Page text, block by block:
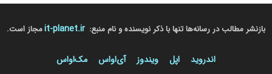
بازنشر مطالب در رسانه‌ها تنها با ذکر نویسنده و نام منبع: it-planet.irمجاز است.
اندروید اپل ویندوز آی‌او‌اس مک‌او‌اس